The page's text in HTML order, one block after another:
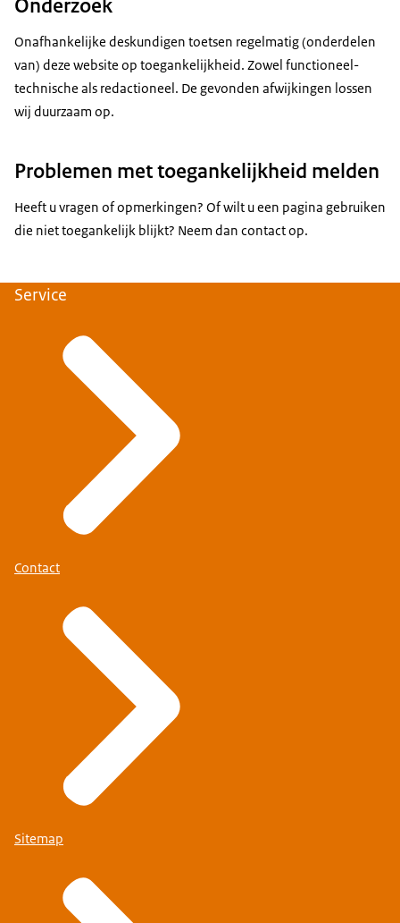
Onderzoek
Onafhankelijke deskundigen toetsen regelmatig (onderdelen
van) deze website op toegankelijkheid. Zowel functioneel-
technische als redactioneel. De gevonden afwijkingen lossen
wij duurzaam op.
Problemen met toegankelijkheid melden
Heeft u vragen of opmerkingen? Of wilt u een pagina gebruiken
die niet toegankelijk blijkt? Neem dan contact op.
Service
Contact
Sitemap